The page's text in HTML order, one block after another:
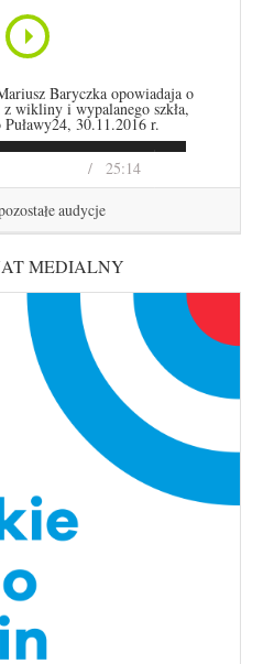
25:14
Baryczka opowiadaja o
wikliny i wypalanego szkła,
30.11.2016 r.
audycje
MEDIALNY